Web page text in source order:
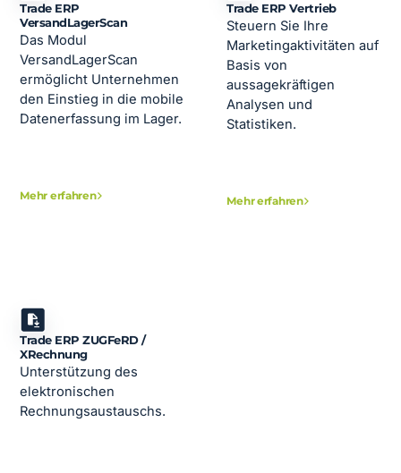
Trade ERP
VersandLagerScan
Das Modul
VersandLagerScan
ermöglicht Unternehmen
den Einstieg in die mobile
Datenerfassung im Lager.
Mehr erfahren
Trade ERP Vertrieb
Steuern Sie Ihre
Marketingaktivitäten auf
Basis von
aussagekräftigen
Analysen und
Statistiken.
Mehr erfahren
Trade ERP ZUGFeRD /
XRechnung
Unterstützung des
elektronischen
Rechnungsaustauschs.